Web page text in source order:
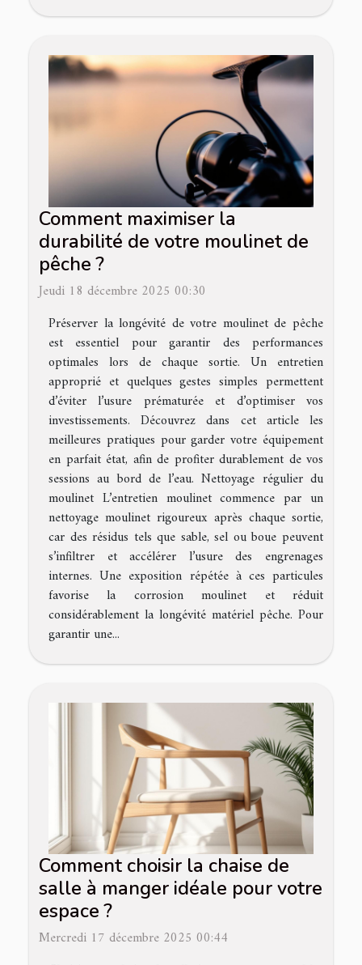
Comment maximiser la
durabilité de votre moulinet de
pêche ?
Jeudi 18 décembre 2025 00:30
Préserver la longévité de votre moulinet de pêche
est essentiel pour garantir des performances
optimales lors de chaque sortie. Un entretien
approprié et quelques gestes simples permettent
d’éviter l’usure prématurée et d’optimiser vos
investissements. Découvrez dans cet article les
meilleures pratiques pour garder votre équipement
en parfait état, afin de profiter durablement de vos
sessions au bord de l’eau. Nettoyage régulier du
moulinet L’entretien moulinet commence par un
nettoyage moulinet rigoureux après chaque sortie,
car des résidus tels que sable, sel ou boue peuvent
s’infiltrer et accélérer l’usure des engrenages
internes. Une exposition répétée à ces particules
favorise la corrosion moulinet et réduit
considérablement la longévité matériel pêche. Pour
garantir une...
Comment choisir la chaise de
salle à manger idéale pour votre
espace ?
Mercredi 17 décembre 2025 00:44